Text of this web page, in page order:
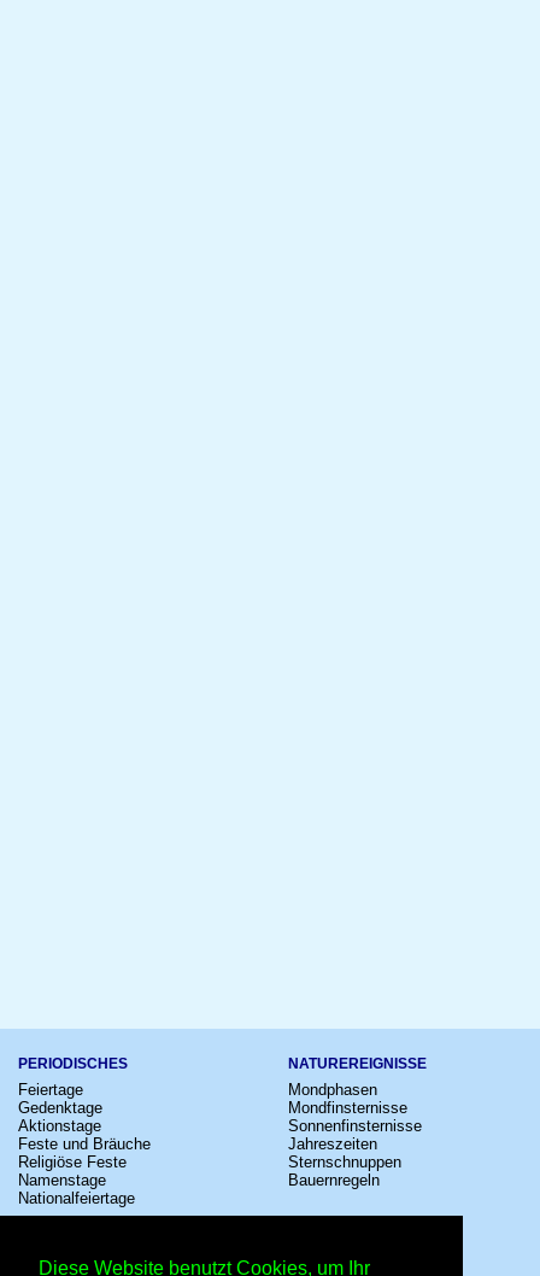
Diese Website benutzt Cookies, um Ihr
PERIODISCHES
Feiertage
Gedenktage
Aktionstage
Feste und Bräuche
Religiöse Feste
Namenstage
Nationalfeiertage
NATUREREIGNISSE
Mondphasen
Mondfinsternisse
Sonnenfinsternisse
Jahreszeiten
Sternschnuppen
Bauernregeln